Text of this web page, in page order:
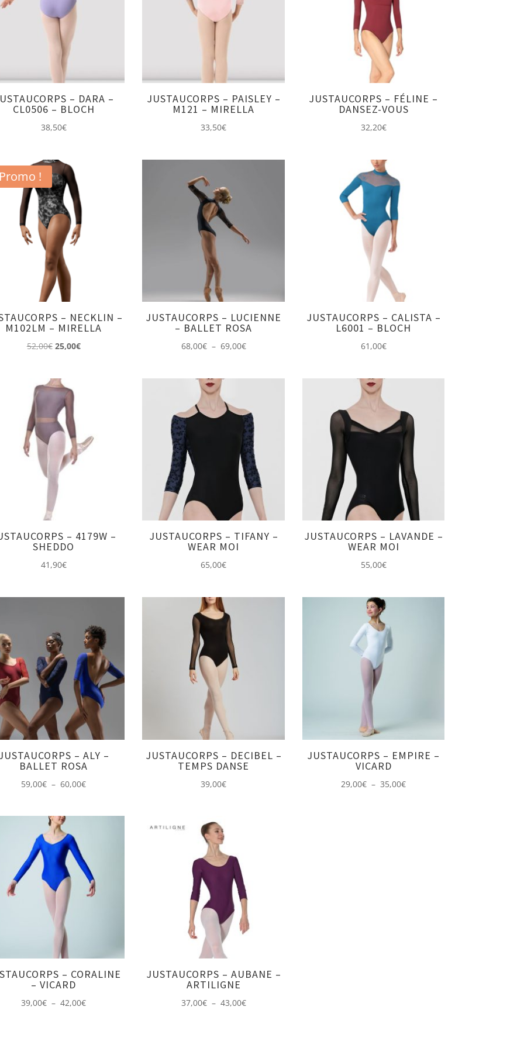
– DARA –
CL0506 – BLOCH
38,50€
JUSTAUCORPS – PAISLEY –
M121 – MIRELLA
33,50€
JUSTAUCORPS – FÉLINE –
DANSEZ-VOUS
32,20€
!
– NECKLIN –
M102LM – MIRELLA
52,00€ Le
initial
était :
52,00€.
25,00€Le
JUSTAUCORPS – LUCIENNE
– BALLET ROSA
68,00€ – 69,00€Plage
prix :
69,00€
JUSTAUCORPS – CALISTA –
L6001 – BLOCH
61,00€
– 4179W –
SHEDDO
41,90€
JUSTAUCORPS – TIFANY –
WEAR MOI
65,00€
JUSTAUCORPS – LAVANDE –
WEAR MOI
55,00€
– ALY –
BALLET ROSA
59,00€ – 60,00€Plage
prix :
JUSTAUCORPS – DECIBEL –
TEMPS DANSE
39,00€
JUSTAUCORPS – EMPIRE –
VICARD
29,00€ – 35,00€Plage
– CORALINE
– VICARD
39,00€ – 42,00€Plage
JUSTAUCORPS – AUBANE –
ARTILIGNE
37,00€ – 43,00€Plage